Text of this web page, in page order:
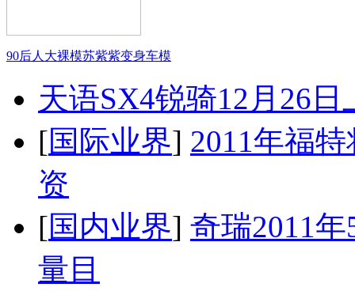
90后人大裸模苏紫紫变身车模
天语SX4锐骑12月26
[国际业界] 2011年福
资
[国内业界] 奇瑞2011
量目